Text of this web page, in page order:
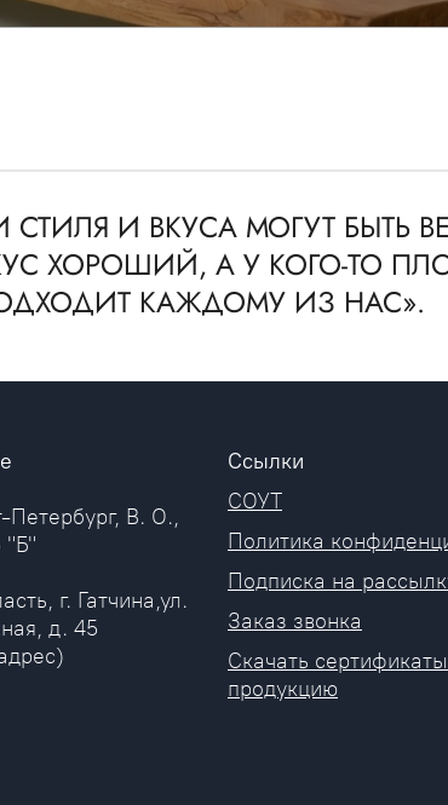
СТИЛЯ И ВКУСА МОГУТ БЫТЬ
ХОРОШИЙ, А У КОГО-ТО
КАЖДОМУ ИЗ НАС».
Петербург, В. О.,
"Б"
г. Гатчина,ул.
д. 45
Ссылки
СОУТ
Политика
Подписка на
Заказ звонка
Скачать
продукцию